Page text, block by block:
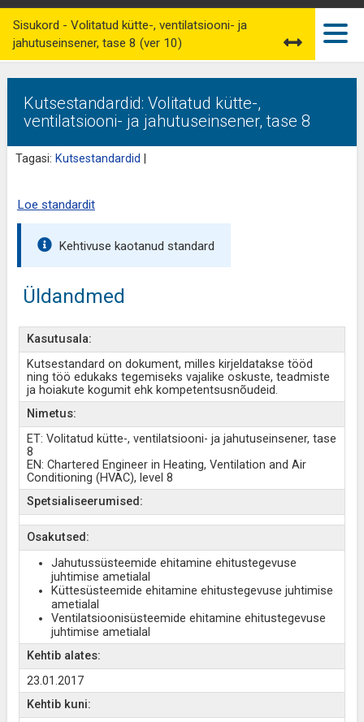
Kutsestandardid: Volitatud kütte-,
ventilatsiooni- ja jahutuseinsener, tase 8
Tagasi: Kutsestandardid
Sisukord - Volitatud kütte-, ventilatsiooni- ja
jahutuseinsener, tase 8 (ver 10)
Loe standardit
Kehtivuse kaotanud standard
Üldandmed
Kasutusala:
Kutsestandard on dokument, milles kirjeldatakse tööd
ning töö edukaks tegemiseks vajalike oskuste, teadmiste
ja hoiakute kogumit ehk kompetentsusnõudeid.
Nimetus:
ET: Volitatud kütte-, ventilatsiooni- ja jahutuseinsener, tase
8
EN: Chartered Engineer in Heating, Ventilation and Air
Conditioning (HVAC), level 8
Spetsialiseerumised:
Osakutsed:
Jahutussüsteemide ehitamine ehitustegevuse
juhtimise ametialal
Küttesüsteemide ehitamine ehitustegevuse juhtimise
ametialal
Ventilatsioonisüsteemide ehitamine ehitustegevuse
juhtimise ametialal
Kehtib alates:
23.01.2017
Kehtib kuni: